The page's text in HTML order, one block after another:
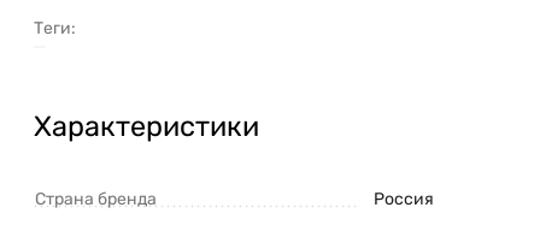
Теги:
Характеристики
Страна бренда Россия